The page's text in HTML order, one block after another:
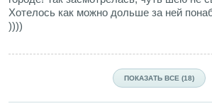
Хотелось как можно дольше за ней
))))
ПОКАЗАТЬ ВСЕ (18)